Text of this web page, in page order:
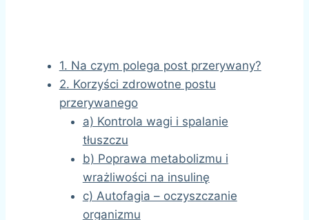
1. Na czym polega post przerywany?
2. Korzyści zdrowotne postu
przerywanego
a) Kontrola wagi i spalanie
tłuszczu
b) Poprawa metabolizmu i
wrażliwości na insulinę
c) Autofagia – oczyszczanie
organizmu